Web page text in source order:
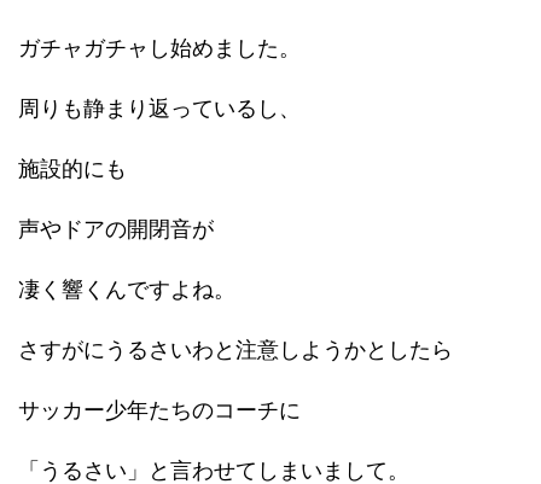
ガチャガチャし始めました。
周りも静まり返っているし、
施設的にも
声やドアの開閉音が
凄く響くんですよね。
さすがにうるさいわと注意しようかとしたら
サッカー少年たちのコーチに
「うるさい」と言わせてしまいまして。